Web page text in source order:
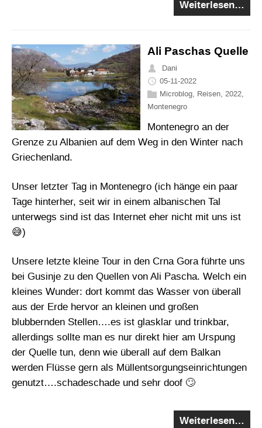
Weiterlesen…
Ali Paschas Quelle
Dani
05-11-2022
Microblog, Reisen, 2022,
Montenegro
Montenegro an der
Grenze zu Albanien auf dem Weg in den Winter nach
Griechenland.
Unser letzter Tag in Montenegro (ich hänge ein paar
Tage hinterher, seit wir in einem albanischen Tal
unterwegs sind ist das Internet eher nicht mit uns ist
😅)
Unsere letzte kleine Tour in den Crna Gora führte uns
bei Gusinje zu den Quellen von Ali Pascha. Welch ein
kleines Wunder: dort kommt das Wasser von überall
aus der Erde hervor an kleinen und großen
blubbernden Stellen….es ist glasklar und trinkbar,
allerdings sollte man es nur direkt hier am Urspung
der Quelle tun, denn wie überall auf dem Balkan
werden Flüsse gern als Müllentsorgungseinrichtungen
genutzt….schadeschade und sehr doof 🙄
Weiterlesen…